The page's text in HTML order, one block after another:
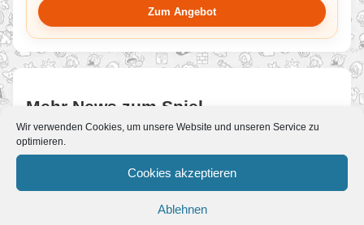
Wir verwenden Cookies, um unsere Website und unseren Service zu
optimieren.
Cookies akzeptieren
Ablehnen
Zum Angebot
Mehr News zum Spiel
Mario + Rabbids Sparks of Hope: Die
letzte Spark-Jägerin
Ubisoft® hat im Zuge der Nintendo Direct die